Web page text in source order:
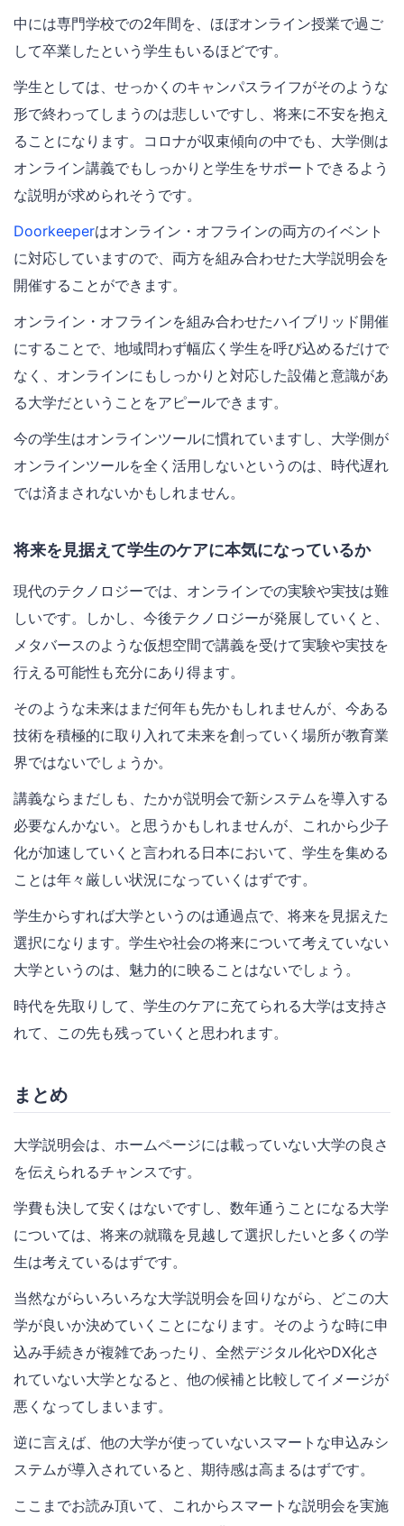
中には専門学校での2年間を、ほぼオンライン授業で過ご
して卒業したという学生もいるほどです。
学生としては、せっかくのキャンパスライフがそのような
形で終わってしまうのは悲しいですし、将来に不安を抱え
ることになります。コロナが収束傾向の中でも、大学側は
オンライン講義でもしっかりと学生をサポートできるよう
な説明が求められそうです。
Doorkeeperはオンライン・オフラインの両方のイベント
に対応していますので、両方を組み合わせた大学説明会を
開催することができます。
オンライン・オフラインを組み合わせたハイブリッド開催
にすることで、地域問わず幅広く学生を呼び込めるだけで
なく、オンラインにもしっかりと対応した設備と意識があ
る大学だということをアピールできます。
今の学生はオンラインツールに慣れていますし、大学側が
オンラインツールを全く活用しないというのは、時代遅れ
では済まされないかもしれません。
将来を見据えて学生のケアに本気になっているか
現代のテクノロジーでは、オンラインでの実験や実技は難
しいです。しかし、今後テクノロジーが発展していくと、
メタバースのような仮想空間で講義を受けて実験や実技を
行える可能性も充分にあり得ます。
そのような未来はまだ何年も先かもしれませんが、今ある
技術を積極的に取り入れて未来を創っていく場所が教育業
界ではないでしょうか。
講義ならまだしも、たかが説明会で新システムを導入する
必要なんかない。と思うかもしれませんが、これから少子
化が加速していくと言われる日本において、学生を集める
ことは年々厳しい状況になっていくはずです。
学生からすれば大学というのは通過点で、将来を見据えた
選択になります。学生や社会の将来について考えていない
大学というのは、魅力的に映ることはないでしょう。
時代を先取りして、学生のケアに充てられる大学は支持さ
れて、この先も残っていくと思われます。
まとめ
大学説明会は、ホームページには載っていない大学の良さ
を伝えられるチャンスです。
学費も決して安くはないですし、数年通うことになる大学
については、将来の就職を見越して選択したいと多くの学
生は考えているはずです。
当然ながらいろいろな大学説明会を回りながら、どこの大
学が良いか決めていくことになります。そのような時に申
込み手続きが複雑であったり、全然デジタル化やDX化さ
れていない大学となると、他の候補と比較してイメージが
悪くなってしまいます。
逆に言えば、他の大学が使っていないスマートな申込みシ
ステムが導入されていると、期待感は高まるはずです。
ここまでお読み頂いて、これからスマートな説明会を実施